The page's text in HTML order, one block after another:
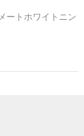
ートホワイトニン